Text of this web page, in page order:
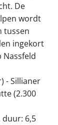
De
wordt
tussen
ingekort
Nassfeld
- Sillianer
(2.300
6,5